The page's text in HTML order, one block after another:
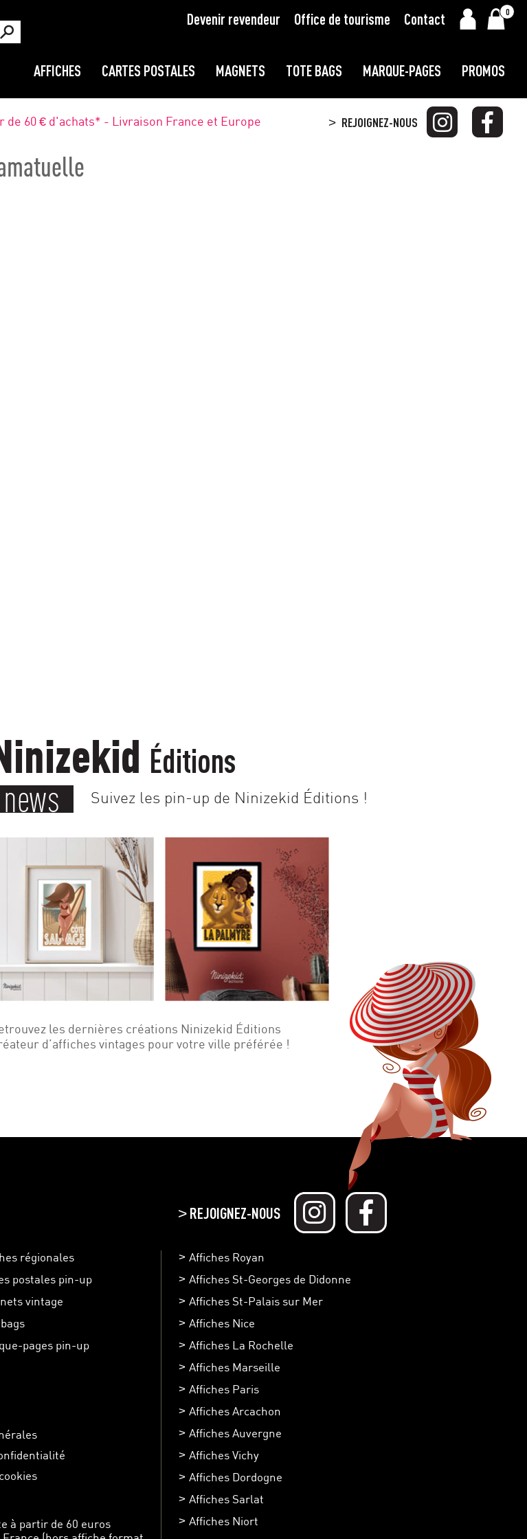
Devenir revendeur Office de tourisme Contact 0
AFFICHES CARTES POSTALES MAGNETS TOTE BAGS MARQUE-PAGES PROMOS
> REJOIGNEZ-NOUS
60 € d'achats* - Livraison France et Europe
Éditions
news Suivez les pin-up de Ninizekid Éditions !
les dernières créations Ninizekid Éditions
d’affiches vintages pour votre ville préférée !
>REJOIGNEZ-NOUS
régionales
postales pin-up
vintage
pages pin-up
à partir de 60 euros
Affiches Royan
Affiches St-Georges de Didonne
Affiches St-Palais sur Mer
Affiches Nice
Affiches La Rochelle
Affiches Marseille
Affiches Paris
Affiches Arcachon
Affiches Auvergne
Affiches Vichy
Affiches Dordogne
Affiches Sarlat
Affiches Niort